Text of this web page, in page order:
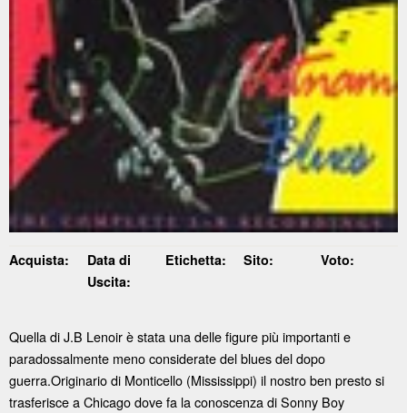
Acquista:
Data di
Uscita:
Etichetta: Sito: Voto:
Quella di J.B Lenoir è stata una delle figure più importanti e
paradossalmente meno considerate del blues del dopo
guerra.Originario di Monticello (Mississippi) il nostro ben presto si
trasferisce a Chicago dove fa la conoscenza di Sonny Boy